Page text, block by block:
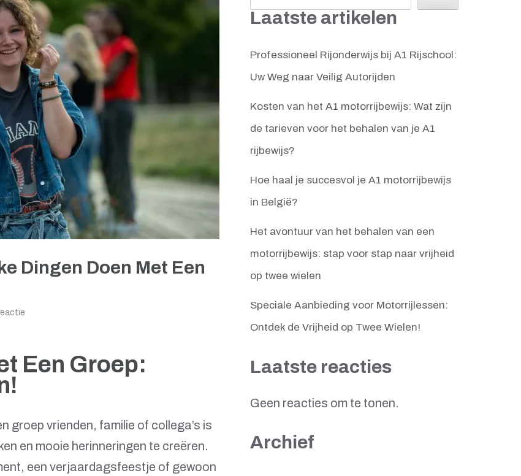
Dingen Doen Met Een
Een Groep:
groep vrienden, familie of collega’s is
en mooie herinneringen te creëren.
een verjaardagsfeestje of gewoon
Laatste artikelen
Professioneel Rijonderwijs bij A1 Rijschool:
Uw Weg naar Veilig Autorijden
Kosten van het A1 motorrijbewijs: Wat zijn
de tarieven voor het behalen van je A1
rijbewijs?
Hoe haal je succesvol je A1 motorrijbewijs
in België?
Het avontuur van het behalen van een
motorrijbewijs: stap voor stap naar vrijheid
op twee wielen
Speciale Aanbieding voor Motorrijlessen:
Ontdek de Vrijheid op Twee Wielen!
Laatste reacties
Geen reacties om te tonen.
Archief